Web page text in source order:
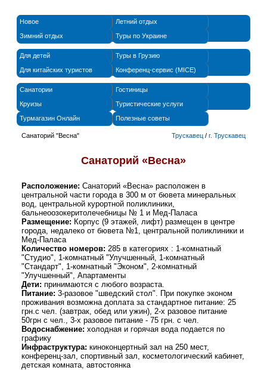
Новое
Летний отдых
Зимний отдых
Туры по Украине
Для детей
Туры в Грузию
Для китайских туристов
Конференц-сервис (MICE)
Санатории
Гостиницы
Круизы
Туристические услуги
Турмагазин Онлайн
Полезные советы
Санаторий "Весна" Трускавец / г. Трускавец
Санаторий «Весна»
Расположение: Санаторий «Весна» расположен в
центральной части города в 300 м от бювета минеральных
вод, центральной курортной поликлиники,
бальнеоозокеритолечебницы № 1 и Мед-Паласа
Размещение: Корпус (9 этажей, лифт) размещен в центре
города, недалеко от бювета №1, центральной поликлиники и
Мед-Паласа
Количество номеров: 285 в категориях : 1-комнатный
"Студио", 1-комнатный "Улучшенный, 1-комнатный
"Стандарт", 1-комнатный "Эконом", 2-комнатный
"Улучшенный", Апартаменты
Дети: принимаются с любого возраста.
Питание: 3-разовое "шведский стол". При покупке эконом
проживания возможна доплата за стандартное питание: 25
грн.с чел. (завтрак, обед или ужин), 2-х разовое питание
50грн с чел., 3-х разовое питание - 75 грн. с чел.
Водоснабжение: холодная и горячая вода подается по
графику
Инфраструктура: киноконцертный зал на 250 мест,
конференц-зал, спортивный зал, косметологический кабинет,
детская комната, автостоянка